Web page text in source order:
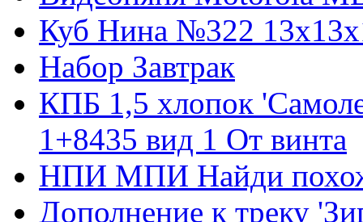
Куб Нина №322
Набор Завтрак
КПБ 1,5 хлопок
1+8435 вид 1 От винта
НПИ МПИ Найди
Дополнение к треку